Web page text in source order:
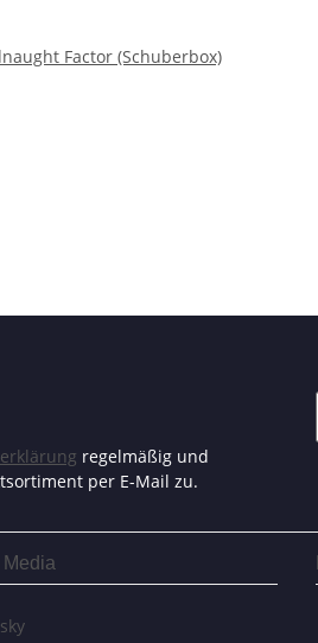
Factor (Schuberbox)
regelmäßig und
per E-Mail zu.